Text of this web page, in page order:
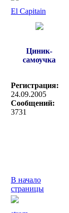
El Capitain
Циник-
самоучка
Регистрация:
24.09.2005
Сообщений:
3731
В начало
страницы